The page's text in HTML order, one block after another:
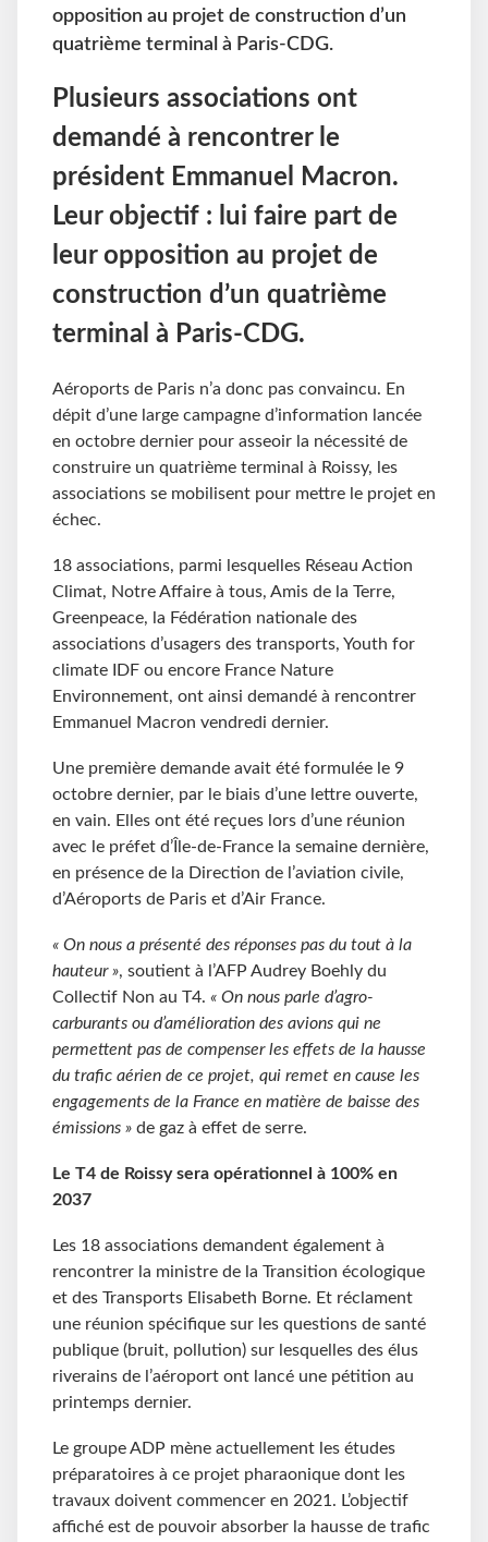
opposition au projet de construction d’un
quatrième terminal à Paris-CDG.
Plusieurs associations ont
demandé à rencontrer le
président Emmanuel Macron.
Leur objectif : lui faire part de
leur opposition au projet de
construction d’un quatrième
terminal à Paris-CDG.
Aéroports de Paris n’a donc pas convaincu. En
dépit d’une large campagne d’information lancée
en octobre dernier pour asseoir la nécessité de
construire un quatrième terminal à Roissy, les
associations se mobilisent pour mettre le projet en
échec.
18 associations, parmi lesquelles Réseau Action
Climat, Notre Affaire à tous, Amis de la Terre,
Greenpeace, la Fédération nationale des
associations d’usagers des transports, Youth for
climate IDF ou encore France Nature
Environnement, ont ainsi demandé à rencontrer
Emmanuel Macron vendredi dernier.
Une première demande avait été formulée le 9
octobre dernier, par le biais d’une lettre ouverte,
en vain. Elles ont été reçues lors d’une réunion
avec le préfet d’Île-de-France la semaine dernière,
en présence de la Direction de l’aviation civile,
d’Aéroports de Paris et d’Air France.
« On nous a présenté des réponses pas du tout à la
hauteur », soutient à l’AFP Audrey Boehly du
Collectif Non au T4. « On nous parle d’agro-
carburants ou d’amélioration des avions qui ne
permettent pas de compenser les effets de la hausse
du trafic aérien de ce projet, qui remet en cause les
engagements de la France en matière de baisse des
émissions » de gaz à effet de serre.
Le T4 de Roissy sera opérationnel à 100% en
2037
Les 18 associations demandent également à
rencontrer la ministre de la Transition écologique
et des Transports Elisabeth Borne. Et réclament
une réunion spécifique sur les questions de santé
publique (bruit, pollution) sur lesquelles des élus
riverains de l’aéroport ont lancé une pétition au
printemps dernier.
Le groupe ADP mène actuellement les études
préparatoires à ce projet pharaonique dont les
travaux doivent commencer en 2021. L’objectif
affiché est de pouvoir absorber la hausse de trafic